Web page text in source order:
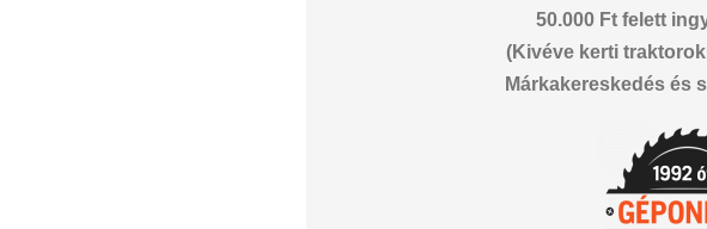
50.000 Ft felett
(Kivéve kerti
Márkakereskedés és